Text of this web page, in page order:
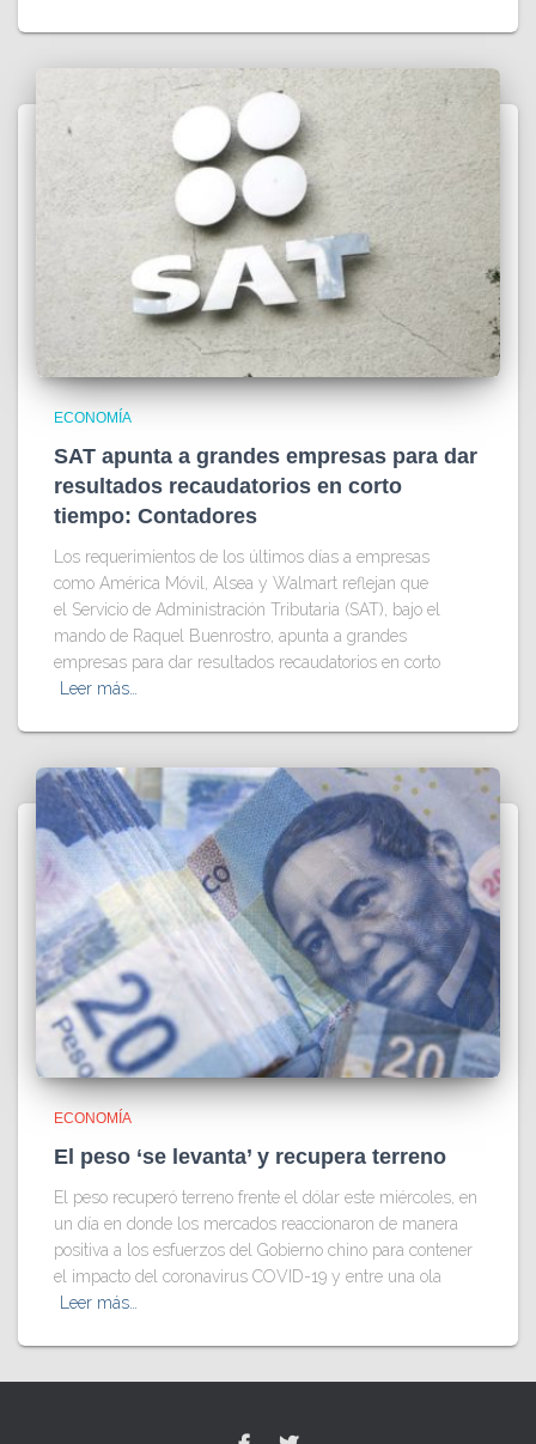
ECONOMÍA
SAT apunta a grandes empresas para dar
resultados recaudatorios en corto
tiempo: Contadores
Los requerimientos de los últimos días a empresas
como América Móvil, Alsea y Walmart reflejan que
el Servicio de Administración Tributaria (SAT), bajo el
mando de Raquel Buenrostro, apunta a grandes
empresas para dar resultados recaudatorios en corto
Leer más…
ECONOMÍA
El peso ‘se levanta’ y recupera terreno
El peso recuperó terreno frente el dólar este miércoles, en
un día en donde los mercados reaccionaron de manera
positiva a los esfuerzos del Gobierno chino para contener
el impacto del coronavirus COVID-19 y entre una ola
Leer más…